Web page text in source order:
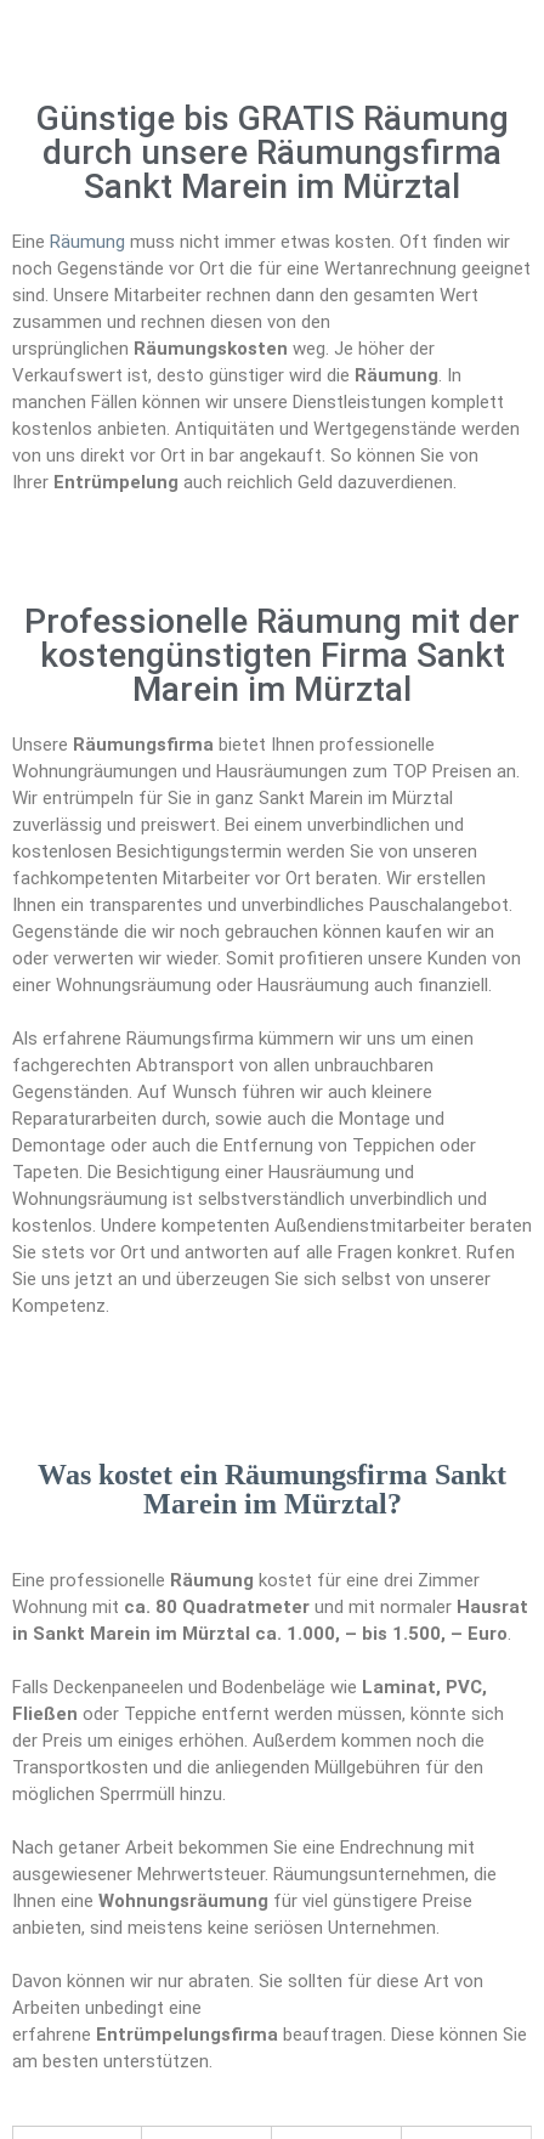
Günstige bis GRATIS Räumung
durch unsere Räumungsfirma
Sankt Marein im Mürztal
Eine Räumung muss nicht immer etwas kosten. Oft finden wir
noch Gegenstände vor Ort die für eine Wertanrechnung geeignet
sind. Unsere Mitarbeiter rechnen dann den gesamten Wert
zusammen und rechnen diesen von den
ursprünglichen Räumungskosten weg. Je höher der
Verkaufswert ist, desto günstiger wird die Räumung. In
manchen Fällen können wir unsere Dienstleistungen komplett
kostenlos anbieten. Antiquitäten und Wertgegenstände werden
von uns direkt vor Ort in bar angekauft. So können Sie von
Ihrer Entrümpelung auch reichlich Geld dazuverdienen.
Professionelle Räumung mit der
kostengünstigten Firma Sankt
Marein im Mürztal
Unsere Räumungsfirma bietet Ihnen professionelle
Wohnungräumungen und Hausräumungen zum TOP Preisen an.
Wir entrümpeln für Sie in ganz Sankt Marein im Mürztal
zuverlässig und preiswert. Bei einem unverbindlichen und
kostenlosen Besichtigungstermin werden Sie von unseren
fachkompetenten Mitarbeiter vor Ort beraten. Wir erstellen
Ihnen ein transparentes und unverbindliches Pauschalangebot.
Gegenstände die wir noch gebrauchen können kaufen wir an
oder verwerten wir wieder. Somit profitieren unsere Kunden von
einer Wohnungsräumung oder Hausräumung auch finanziell.
Als erfahrene Räumungsfirma kümmern wir uns um einen
fachgerechten Abtransport von allen unbrauchbaren
Gegenständen. Auf Wunsch führen wir auch kleinere
Reparaturarbeiten durch, sowie auch die Montage und
Demontage oder auch die Entfernung von Teppichen oder
Tapeten. Die Besichtigung einer Hausräumung und
Wohnungsräumung ist selbstverständlich unverbindlich und
kostenlos. Undere kompetenten Außendienstmitarbeiter beraten
Sie stets vor Ort und antworten auf alle Fragen konkret. Rufen
Sie uns jetzt an und überzeugen Sie sich selbst von unserer
Kompetenz.
Was kostet ein Räumungsfirma Sankt
Marein im Mürztal?
Eine professionelle Räumung kostet für eine drei Zimmer
Wohnung mit ca. 80 Quadratmeter und mit normaler Hausrat
in Sankt Marein im Mürztal ca. 1.000, – bis 1.500, – Euro.
Falls Deckenpaneelen und Bodenbeläge wie Laminat, PVC,
Fließen oder Teppiche entfernt werden müssen, könnte sich
der Preis um einiges erhöhen. Außerdem kommen noch die
Transportkosten und die anliegenden Müllgebühren für den
möglichen Sperrmüll hinzu.
Nach getaner Arbeit bekommen Sie eine Endrechnung mit
ausgewiesener Mehrwertsteuer. Räumungsunternehmen, die
Ihnen eine Wohnungsräumung für viel günstigere Preise
anbieten, sind meistens keine seriösen Unternehmen.
Davon können wir nur abraten. Sie sollten für diese Art von
Arbeiten unbedingt eine
erfahrene Entrümpelungsfirma beauftragen. Diese können Sie
am besten unterstützen.